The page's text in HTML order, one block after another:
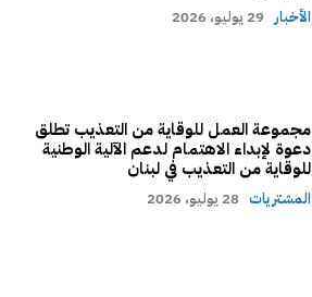
الأخبار 29 يوليو، 2026
مجموعة العمل للوقاية من التعذيب تطلق
دعوة لإبداء الاهتمام لدعم الآلية الوطنية
للوقاية من التعذيب في لبنان
المشتريات 28 يوليو، 2026